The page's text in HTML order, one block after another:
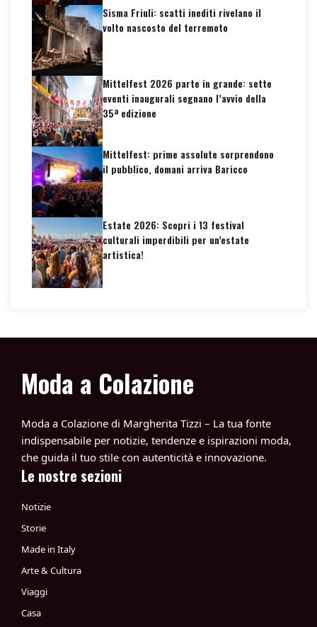
Sisma Friuli: scatti inediti rivelano il
volto nascosto del terremoto
Mittelfest 2026 parte in grande: sette
eventi inaugurali segnano l’avvio della
35ª edizione
Mittelfest: prime assolute sorprendono
il pubblico, domani arriva Baricco
Estate 2026: Scopri i 13 festival
culturali imperdibili per un’estate
artistica!
Moda a Colazione
Moda a Colazione di Margherita Tizzi – La tua fonte
indispensabile per notizie, tendenze e ispirazioni moda,
che guida il tuo stile con autenticità e innovazione.
Le nostre sezioni
Notizie
Storie
Made in Italy
Arte & Cultura
Viaggi
Casa